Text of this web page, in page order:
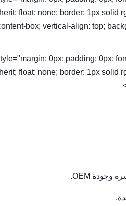
float: none; border: 1px
box; vertical-align: top;
0px; padding: 0px;
float: none; border: 1px